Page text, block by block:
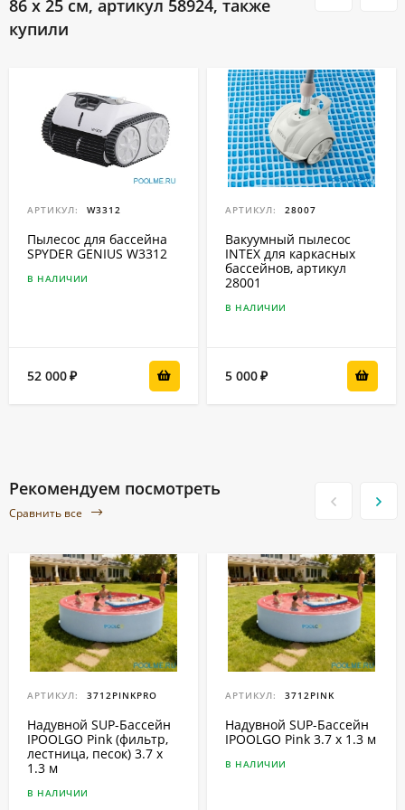
86 x 25 см, артикул 58924, также
купили
АРТИКУЛ: W3312
Пылесос для бассейна
SPYDER GENIUS W3312
В НАЛИЧИИ
52 000₽
АРТИКУЛ: 28007
Вакуумный пылесос
INTEX для каркасных
бассейнов, артикул
28001
В НАЛИЧИИ
5 000₽
Рекомендуем посмотреть
Сравнить все
АРТИКУЛ: 3712PINKPRO
Надувной SUP-Бассейн
IPOOLGO Pink (фильтр,
лестница, песок) 3.7 x
1.3 м
В НАЛИЧИИ
АРТИКУЛ: 3712PINK
Надувной SUP-Бассейн
IPOOLGO Pink 3.7 x 1.3 м
В НАЛИЧИИ